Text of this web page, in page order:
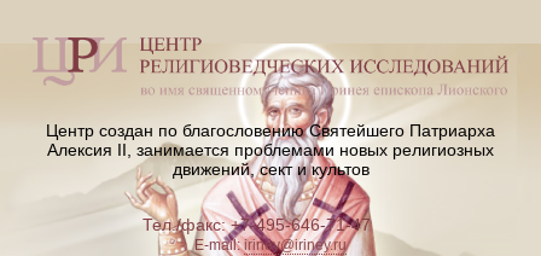
Центр создан по благословению Святейшего Патриарха
Алексия II, занимается проблемами новых религиозных
движений, сект и культов
Тел./факс: +7-495-646-71-47
E-mail:iriney@iriney.ru